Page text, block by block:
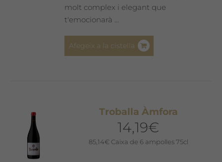
molt complex i elegant que
t'emocionarà ...
Afegeix a la cistella
Troballa Àmfora
14,19€
85,14€ Caixa de 6 ampolles 75cl